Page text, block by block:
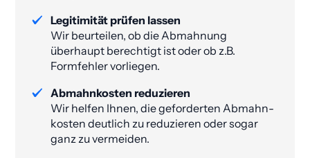
Legitimität prüfen lassen
Wir beurteilen, ob die Abmahnung
überhaupt berechtigt ist oder ob z.B.
Formfehler vorliegen.
Abmahnkosten reduzieren
Wir helfen Ihnen, die geforderten Abmahn­
kosten deutlich zu reduzieren oder sogar
ganz zu vermeiden​.